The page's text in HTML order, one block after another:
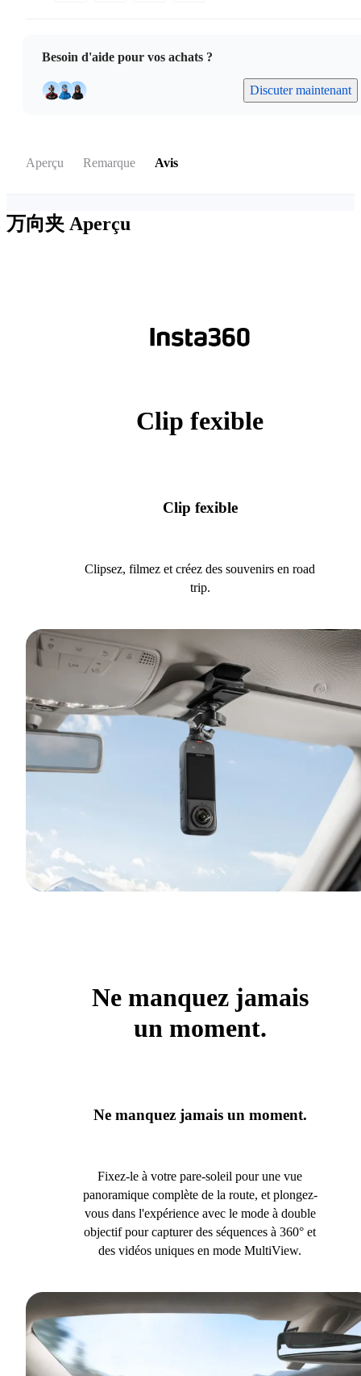
Besoin d'aide pour vos achats ?
Discuter maintenant
Aperçu Remarque Avis
万向夹 Aperçu
Clip fexible
Clip fexible
Clipsez, filmez et créez des souvenirs en road
trip.
Ne manquez jamais
un moment.
Ne manquez jamais un moment.
Fixez-le à votre pare-soleil pour une vue
panoramique complète de la route, et plongez-
vous dans l'expérience avec le mode à double
objectif pour capturer des séquences à 360° et
des vidéos uniques en mode MultiView.